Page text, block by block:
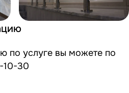
по услуге вы можете по
10-30